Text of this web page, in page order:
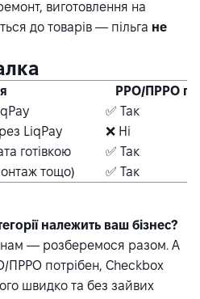
виготовлення на
до товарів — пільга не
РРО/ПРРО
✅ Так
LiqPay
❌ Ні
готівкою
✅ Так
тощо)
✅ Так
належить ваш бізнес?
нам — розберемося разом. А
ПРРО потрібен, Checkbox
швидко та без зайвих